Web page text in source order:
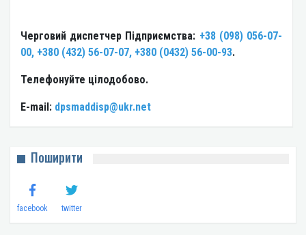
Черговий диспетчер Підприємства: +38 (098) 056-07-
00, +380 (432) 56-07-07, +380 (0432) 56-00-93.
Телефонуйте цілодобово.
E-mail: dpsmaddisp@ukr.net
Поширити
facebook twitter